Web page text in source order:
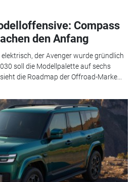
Compass
den Anfang
der Avenger wurde gründlich
soll die Modellpalette auf sechs
die Roadmap der Offroad-Marke...